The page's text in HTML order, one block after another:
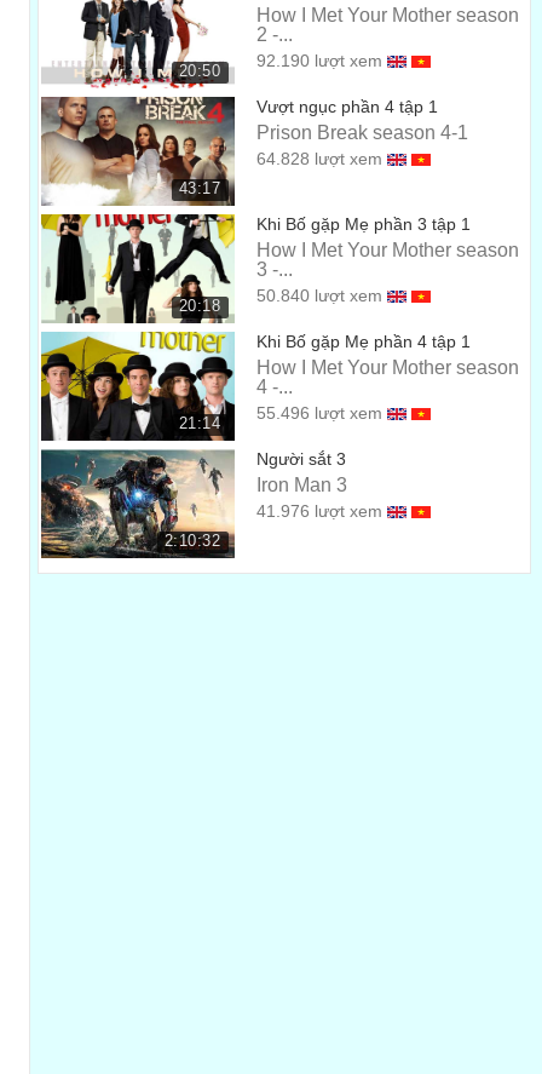
We need to increase the population
Chúng ta cần tăng thêm dân số...
in the City of Light.
ở Thành Phố Ánh Sáng.
No!
Không!
We will not be done until everyone is with us.
Chúng ta sẽ không dừng lại cho đến khi kiểm soát được
mọi người.
I know how to stop Alie.
Tôi biết cách ngăn Alie rồi.
I see it. It's a kill switch.
Tôi nhìn thấy rồi. Là mã hủy.
Come on, Clarke.
Nhanh lên nào, Clarke.
00:47
20:50
How I Met Your Mother season
2 -...
92.190 lượt xem
43:17
Vượt ngục phần 4 tập 1
Prison Break season 4-1
64.828 lượt xem
20:18
Khi Bố gặp Mẹ phần 3 tập 1
How I Met Your Mother season
3 -...
50.840 lượt xem
21:14
Khi Bố gặp Mẹ phần 4 tập 1
How I Met Your Mother season
4 -...
55.496 lượt xem
2:10:32
Người sắt 3
Iron Man 3
41.976 lượt xem